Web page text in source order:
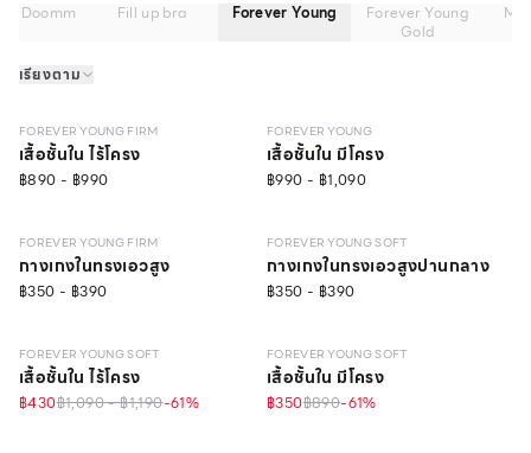
Doomm
Fill up bra Forever Young
Forever Young
Gold
เรียงตาม
NEW LEVEL 1
FOREVER YOUNG FIRM
เสื้อชั้นใน ไร้โครง
฿890 - ฿990
FOREVER YOUNG
เสื้อชั้นใน มีโครง
฿990 - ฿1,090
FOREVER YOUNG FIRM
กางเกงในทรงเอวสูง
฿350 - ฿390
FOREVER YOUNG SOFT
กางเกงในทรงเอวสูงปานกลาง
฿350 - ฿390
LEVEL 1 ONLINE EXCLUSIVE
FOREVER YOUNG SOFT
เสื้อชั้นใน ไร้โครง
฿430฿1,090 - ฿1,190-61%
LEVEL 1
FOREVER YOUNG SOFT
เสื้อชั้นใน มีโครง
฿350฿890-61%
LEVEL 1 ONLINE EXCLUSIVE LEVEL 1